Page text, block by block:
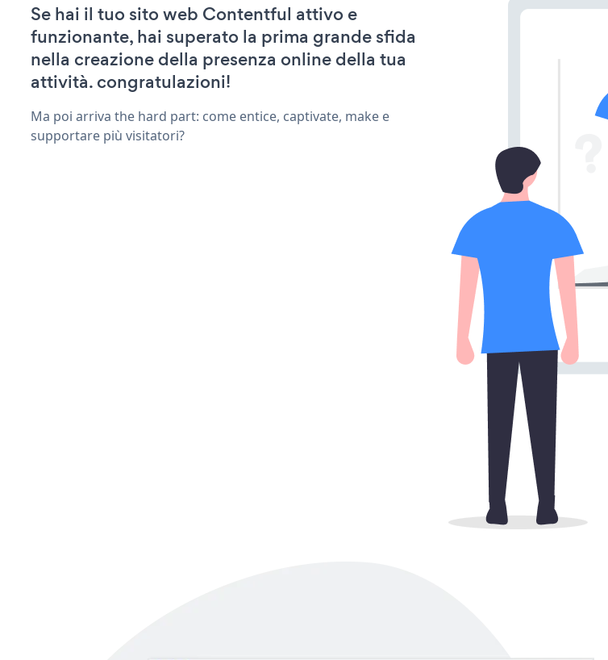
Se hai il tuo sito web Contentful attivo e
funzionante, hai superato la prima grande sfida
nella creazione della presenza online della tua
attività. congratulazioni!
Ma poi arriva the hard part: come entice, captivate, make e
supportare più visitatori?